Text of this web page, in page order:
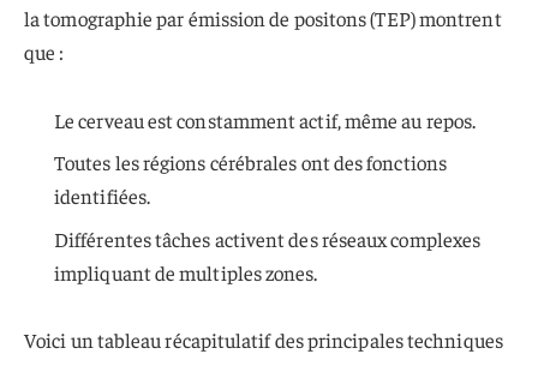
la tomographie par émission de positons (TEP) montrent
que :
Le cerveau est constamment actif, même au repos.
Toutes les régions cérébrales ont des fonctions
identifiées.
Différentes tâches activent des réseaux complexes
impliquant de multiples zones.
Voici un tableau récapitulatif des principales techniques